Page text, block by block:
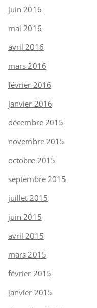
juin 2016
mai 2016
avril 2016
mars 2016
février 2016
janvier 2016
décembre 2015
novembre 2015
octobre 2015
septembre 2015
juillet 2015
juin 2015
avril 2015
mars 2015
février 2015
janvier 2015